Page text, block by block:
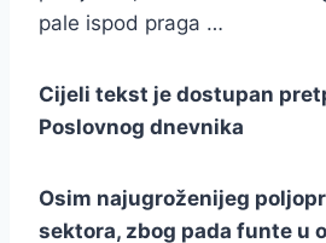
pale ispod praga …
Cijeli tekst je dostupan
Poslovnog dnevnika
Osim najugroženijeg
sektora, zbog pada funte u